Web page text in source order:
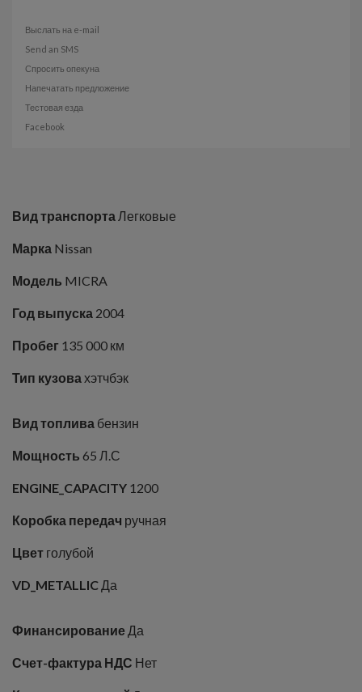
Выслать на e-mail
Send an SMS
Спросить опекуна
Напечатать предложение
Тестовая езда
Facebook
Вид транспорта Легковые
Марка Nissan
Модель MICRA
Год выпуска 2004
Пробег 135 000 км
Тип кузовахэтчбэк
Вид топлива бензин
Мощность 65 Л.С
ENGINE_CAPACITY 1200
Коробка передач ручная
Цвет голубой
VD_METALLIC Да
Финансирование Да
Счет-фактура НДС Нет